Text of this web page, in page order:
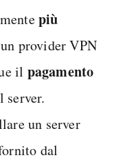
più
provider VPN
il pagamento
server.
un server
dal